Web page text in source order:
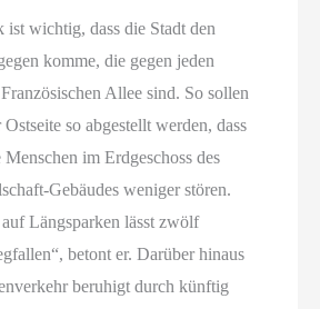
ist wichtig, dass die Stadt den
komme, die gegen jeden
Allee sind. So sollen
so abgestellt werden, dass
im Erdgeschoss des
Gebäudes weniger stören.
Längsparken lässt zwölf
betont er. Darüber hinaus
beruhigt durch künftig